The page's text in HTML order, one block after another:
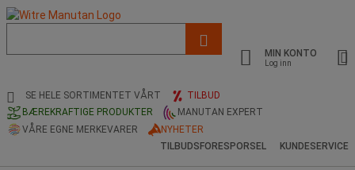
og
søkehistorikk
MIN KONTO
Log inn
SE HELE SORTIMENTET VÅRT
TILBUD
BÆREKRAFTIGE PRODUKTER
MANUTAN EXPERT
VÅRE EGNE MERKEVARER
NYHETER
TILBUDSFORESPORSEL
KUNDESERVICE